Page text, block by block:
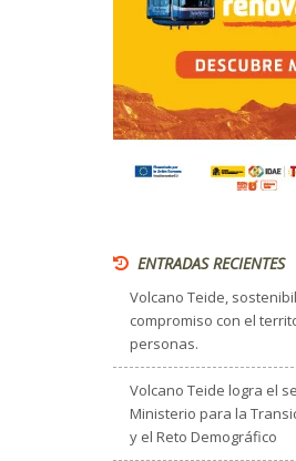
ENTRADAS RECIENTES
Volcano Teide,
compromiso con el
personas.
Volcano Teide logra el
Ministerio para la
y el Reto Demográfico